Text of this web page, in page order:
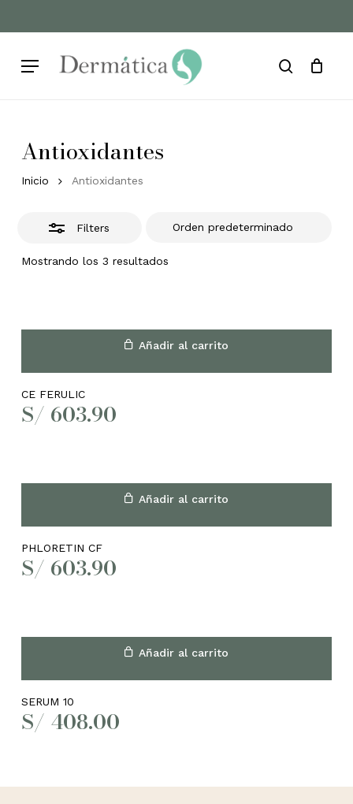
to
content
Menu search
Cart Close
Antioxidantes
Inicio Antioxidantes
Filters
Mostrando los 3 resultados
Close
Añadir al carrito
CE FERULIC
S/ 603.90
Añadir al carrito
PHLORETIN CF
S/ 603.90
Añadir al carrito
SERUM 10
S/ 408.00